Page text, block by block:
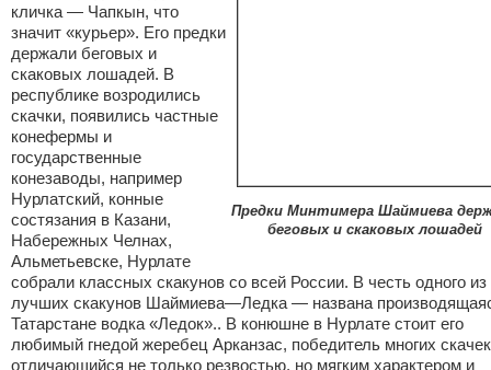
Предки Минтимера Шаймиева
беговых и скаковых лошадей
кличка — Чапкын, что
значит «курьер». Его предки
держали беговых и
скаковых лошадей. В
республике возродились
скачки, появились частные
конефермы и
государственные
конезаводы, например
Нурлатский, конные
состязания в Казани,
Набережных Челнах,
Альметьевске, Нурлате
собрали классных скакунов со всей России. В честь одного из
лучших скакунов Шаймиева—Ледка — названа
Татарстане водка «Ледок».. В конюшне в Нурлате стоит его
любимый гнедой жеребец Арканзас, победитель многих
отличающийся не только резвостью, но мягким характером и